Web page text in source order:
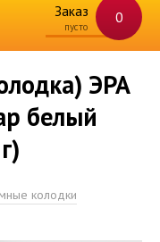
Заказ 0
пусто
ЭРА
белый
колодки